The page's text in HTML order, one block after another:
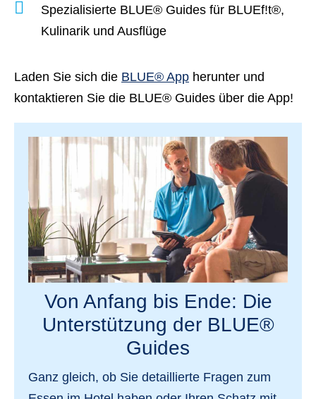
Spezialisierte BLUE® Guides für BLUEf!t®,
Kulinarik und Ausflüge
Laden Sie sich die BLUE® App herunter und
kontaktieren Sie die BLUE® Guides über die App!
Von Anfang bis Ende: Die
Unterstützung der BLUE®
Guides
Ganz gleich, ob Sie detaillierte Fragen zum